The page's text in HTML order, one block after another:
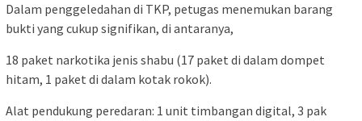
Dalam penggeledahan di TKP, petugas menemukan barang
bukti yang cukup signifikan, di antaranya,
18 paket narkotika jenis shabu (17 paket di dalam dompet
hitam, 1 paket di dalam kotak rokok).
Alat pendukung peredaran: 1 unit timbangan digital, 3 pak